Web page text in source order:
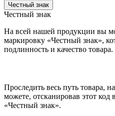
Честный знак
Честный знак
На всей нашей продукции вы
маркировку «Честный знак»,
подлинность и качество товара.
Проследить весь путь товара,
можете, отсканировав этот
«Честный знак».